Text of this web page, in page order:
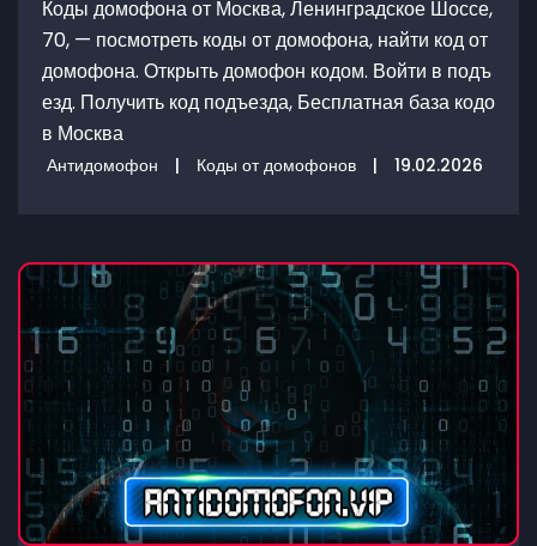
Коды домофона от Москва, Ленинградское Шоссе,
70, — посмотреть коды от домофона, найти код от
домофона. Открыть домофон кодом. Войти в подъ
езд. Получить код подъезда, Бесплатная база кодо
в Москва
Антидомофон | Коды от домофонов | 19.02.2026